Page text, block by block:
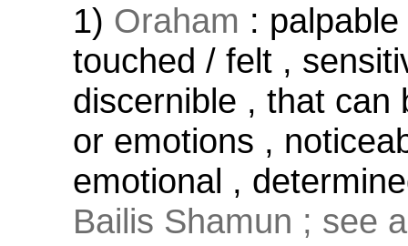
1) Oraham :
touched / felt ,
discernible , that can
or emotions ,
emotional ,
Bailis Shamun ; see